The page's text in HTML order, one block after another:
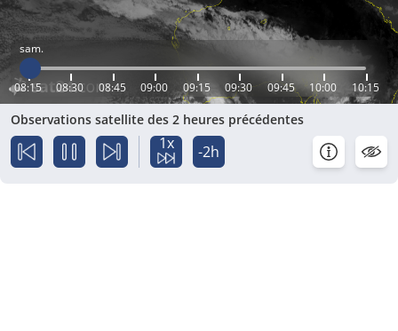
sam.
08:15 08:30 08:45 09:00 09:15 09:30 09:45 10:00 10:15
Observations satellite des 2 heures précédentes
1x -2h